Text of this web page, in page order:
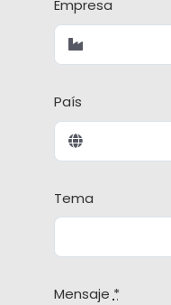
Empresa
País
Tema
Mensaje*